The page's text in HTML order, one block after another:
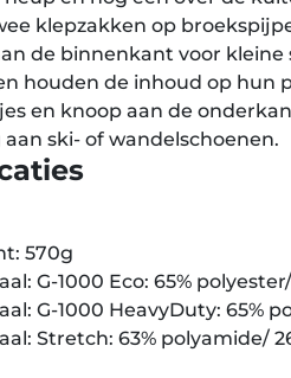
klepzakken op
de binnenkant voor
houden de inhoud op hun
en knoop aan de
ski- of wandelschoenen.
570g
G-1000 Eco: 65%
G-1000 HeavyDuty: 65%
Stretch: 63% polyamide/